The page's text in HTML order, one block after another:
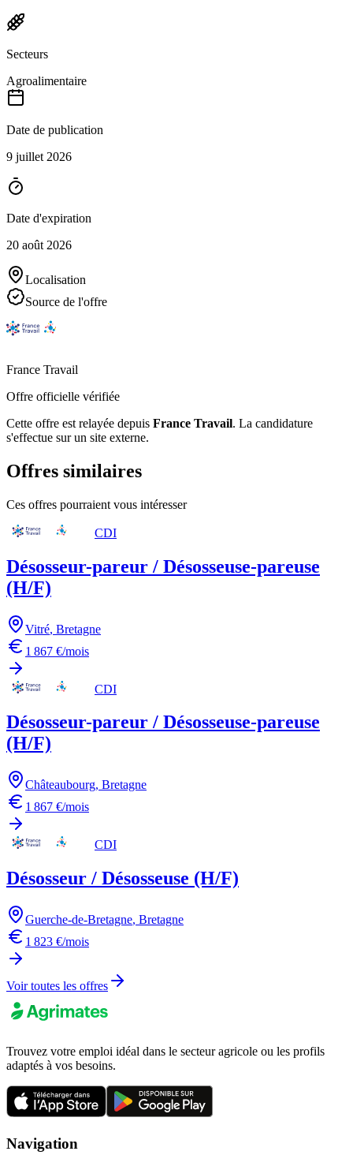
Secteurs
Agroalimentaire
Date de publication
9 juillet 2026
Date d'expiration
20 août 2026
Localisation
Source de l'offre
France Travail
Offre officielle vérifiée
Cette offre est relayée depuis France Travail. La candidature
s'effectue sur un site externe.
Offres similaires
Ces offres pourraient vous intéresser
CDI
Désosseur-pareur / Désosseuse-pareuse
(H/F)
Vitré, Bretagne
1 867 €/mois
CDI
Désosseur-pareur / Désosseuse-pareuse
(H/F)
Châteaubourg, Bretagne
1 867 €/mois
CDI
Désosseur / Désosseuse (H/F)
Guerche-de-Bretagne, Bretagne
1 823 €/mois
Voir toutes les offres
Trouvez votre emploi idéal dans le secteur agricole ou les profils
adaptés à vos besoins.
Navigation